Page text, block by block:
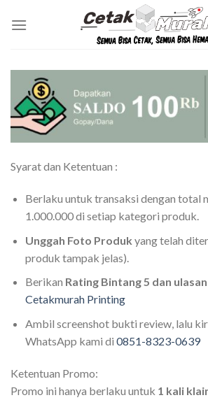
Syarat dan Ketentuan :
Berlaku untuk transaksi dengan total
1.000.000 di setiap kategori produk.
Unggah Foto Produk yang telah
produk tampak jelas).
Berikan Rating Bintang 5 dan
Cetakmurah Printing
Ambil screenshot bukti review, lalu
WhatsApp kami di 0851-8323-0639
Ketentuan Promo:
Promo ini hanya berlaku untuk 1 kali